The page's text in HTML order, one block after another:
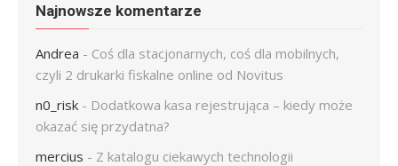
Najnowsze komentarze
Andrea - Coś dla stacjonarnych, coś dla mobilnych,
czyli 2 drukarki fiskalne online od Novitus
n0_risk - Dodatkowa kasa rejestrująca – kiedy może
okazać się przydatna?
mercius - Z katalogu ciekawych technologii